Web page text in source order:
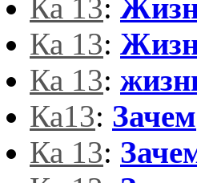
Ка 13:
Ка 13:
Ка 13:
Ка13: Зачем
Ка 13: